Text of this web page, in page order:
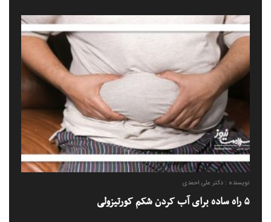
نویسنده : دکتر علی احمدی
۵ راه ساده برای آب کردن شکم کورتیزولی